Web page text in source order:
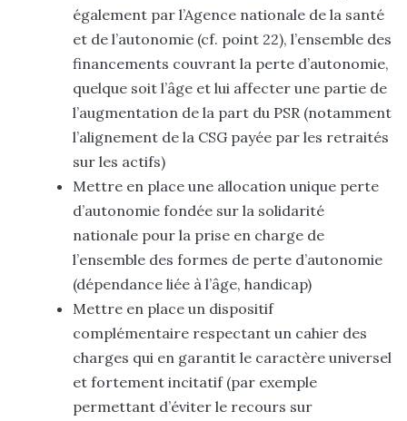
également par l’Agence nationale de la santé
et de l’autonomie (cf. point 22), l’ensemble des
financements couvrant la perte d’autonomie,
quelque soit l’âge et lui affecter une partie de
l’augmentation de la part du PSR (notamment
l’alignement de la CSG payée par les retraités
sur les actifs)
Mettre en place une allocation unique perte
d’autonomie fondée sur la solidarité
nationale pour la prise en charge de
l’ensemble des formes de perte d’autonomie
(dépendance liée à l’âge, handicap)
Mettre en place un dispositif
complémentaire respectant un cahier des
charges qui en garantit le caractère universel
et fortement incitatif (par exemple
permettant d’éviter le recours sur